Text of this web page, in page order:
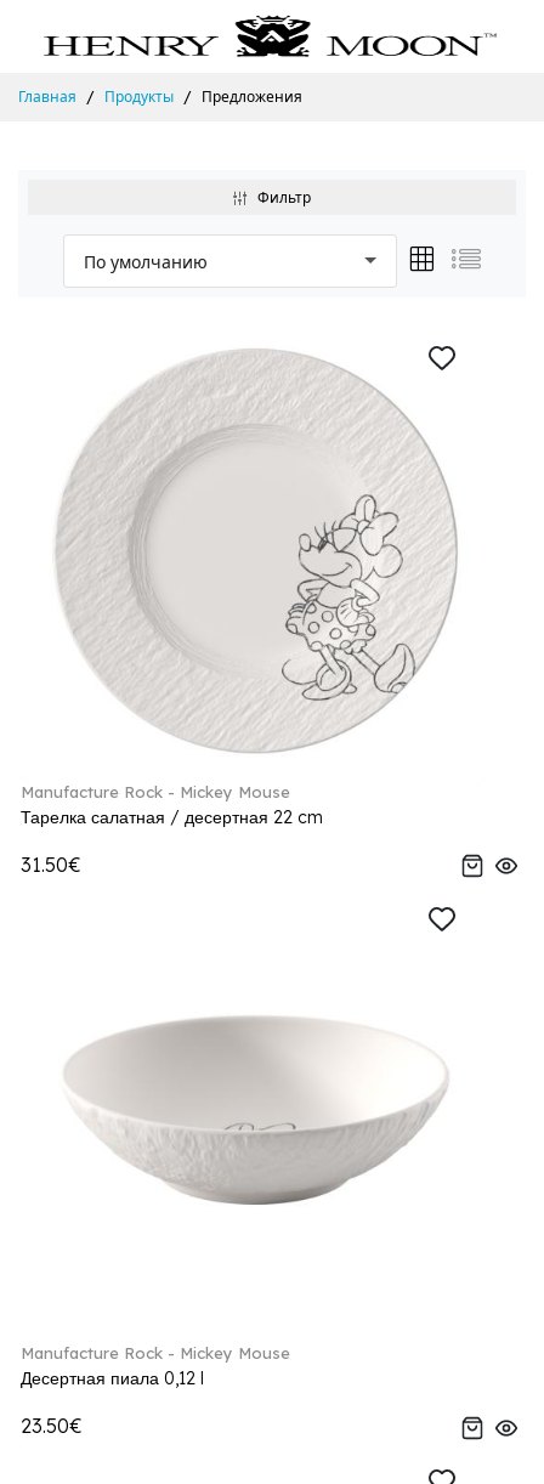
Главная Продукты Предложения
Фильтр
Manufacture Rock - Mickey Mouse
Тарелка салатная / десертная 22 cm
31.50€
Manufacture Rock - Mickey Mouse
Десертная пиала 0,12 l
23.50€